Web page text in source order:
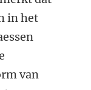
in het
van